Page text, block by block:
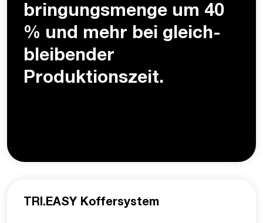
bringungs­menge um 40
% und mehr bei gleich­
bleibender
Produktionszeit.
TRI.EASY Koffersystem